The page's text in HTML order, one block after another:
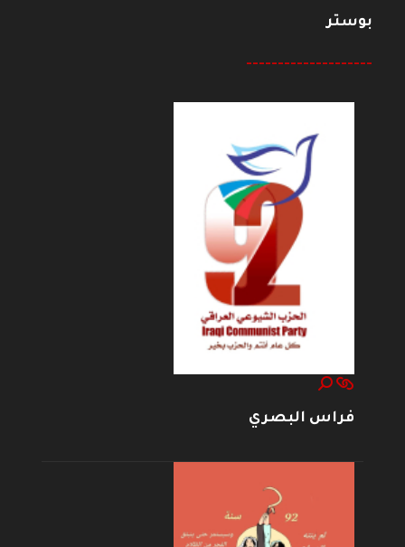
بوستر
--------------------
فراس البصري